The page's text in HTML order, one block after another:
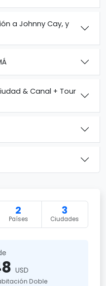
a Johnny Cay, y
& Canal + Tour
2
Países
3
Ciudades
USD
Doble